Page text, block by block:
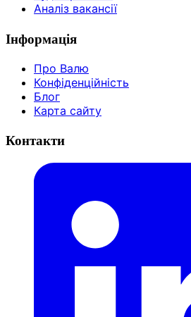
Аналіз вакансії
Інформація
Про Валю
Конфіденційність
Блог
Карта сайту
Контакти